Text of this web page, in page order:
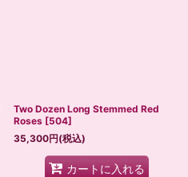
Two Dozen Long Stemmed Red
Roses [504]
35,300円(税込)
カートに入れる